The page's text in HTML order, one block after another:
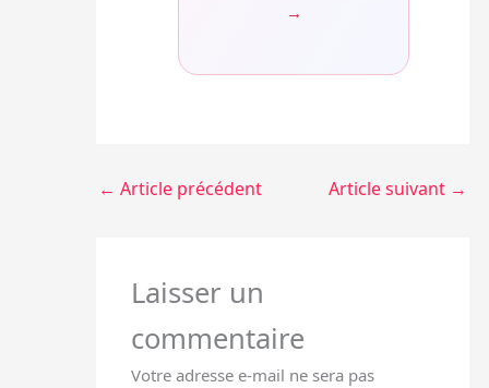
→
← Article précédent Article suivant →
Laisser un
commentaire
Votre adresse e-mail ne sera pas